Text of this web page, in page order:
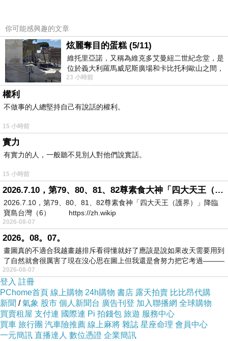
子仍是儒家，仍然肯定善的重要，即使似乎繞了一
圈。然而也因為這樣的岔出，荀子觸碰到了幾個孟
子未嘗明辨的重要的問題。首先，孟子只有道德哲
學，而荀子則探詢了倫理學，亦即，「個人的善」
與「社會的善」是可能存在衝突的，個人可能遵從
內心的道德判斷，卻違反了社會的規範，這時該怎
麼辦？此外，慾望是什麼？惡是什麼？它們的根源
是什麼？這些荀子也無言明，必須等到宋明理學才
能進一步從哲學上予以討論、定位。
4、然而荀子的確是一個廣博深刻的思想家，他關心
的議題種類繁多，他思索的過程條理分明。孟子開
出了一個大方向，但許多細節的搭建仍須依靠荀子
來完成。荀子幾乎探詢了當時所有重要的知識類
別，且具有華麗的修辭能力，寫出一篇又一篇漂亮
的論說文。荀子的思想當然具有重要地位，然而不
應忽略他的文章，且他的文章風格與思想傾向具有
密切關係，〈勸學〉做出了非常好的示範。
你可能感興趣的文章
炫麗奪目的蛋糕 (5/11)
維托里亞諾，又稱為維克多艾曼紐二世紀念堂，是
位於義大利羅馬威尼斯廣場和卡比托利歐山之間，
用以紀念統一義大利統一後的的第一位國
23 小時前
權利
不做事的人總堅持自己有說話的權利。
15 小時前
實力
有實力的人，一般聽不見別人對他們說實話。
15 小時前
2026.7.10，第79、80、81、82尊素食大神「四大天王（護界）」降臨寶島台灣（6）
2026.7.10，第79、80、81、82尊素食神「四大天王（護界）」降臨
寶島台灣（6） https://zh.wikip
2026-08-07
2026。08。07。
畫圖真的不適合我越畫越排斥看得懂就好了應該是說如果改天需要用到
了自然就會很厲害了現在沒心思在圖上但我還是會努力把它考過———
2026-08-07
登入 註冊
PChome首頁 線上購物 24h購物 書店 露天拍賣 比比昂代購
新聞 /氣象 股市 個人新聞台 廣告刊登 加入聯播網 全球購物
買賣租屋 支付連 國際連 Pi 拍錢包 旅遊 服務中心
買車 旅行團 汽車險推薦 線上麻將 雜誌 星座命理 會員中心
一元簡訊 直播達人 數位憑證 企業簡訊